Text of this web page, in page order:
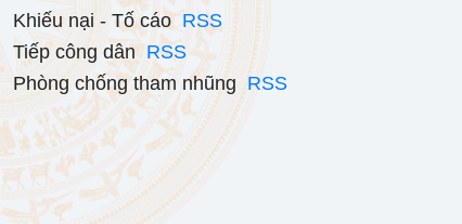
Khiếu nại - Tố cáo RSS
Tiếp công dân RSS
Phòng chống tham nhũng RSS